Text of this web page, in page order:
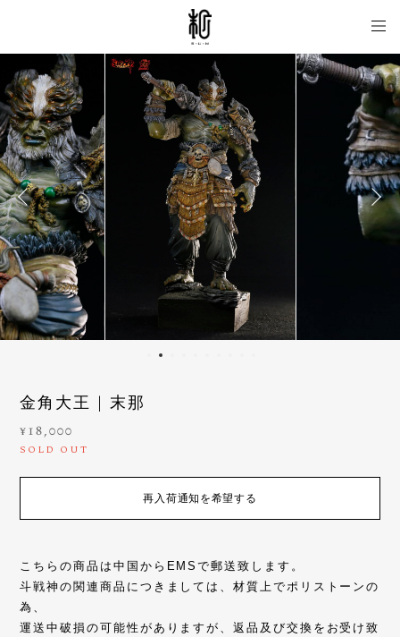
金角大王 | 末那
¥18,000
SOLD OUT
再入荷通知を希望する
こちらの商品は中国からEMSで郵送致します。
斗戦神の関連商品につきましては、材質上でポリストーンの
為、
運送中破損の可能性がありますが、返品及び交換をお受け致